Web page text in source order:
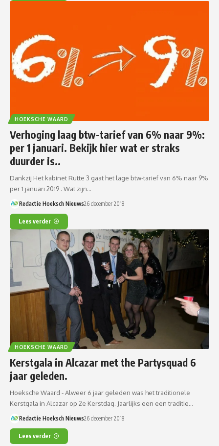
HOEKSCHE WAARD
Verhoging laag btw-tarief van 6% naar 9%:
per 1 januari. Bekijk hier wat er straks
duurder is..
Dankzij Het kabinet Rutte 3 gaat het lage btw-tarief van 6% naar 9%
per 1 januari 2019 . Wat zijn…
Redactie Hoeksch Nieuws26 december 2018
Lees verder
HOEKSCHE WAARD
Kerstgala in Alcazar met the Partysquad 6
jaar geleden.
Hoeksche Waard - Alweer 6 jaar geleden was het traditionele
Kerstgala in Alcazar op 2e Kerstdag. Jaarlijks een een traditie…
Redactie Hoeksch Nieuws26 december 2018
Lees verder